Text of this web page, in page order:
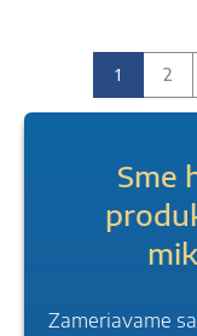
1 2
Sme
Zameriavame